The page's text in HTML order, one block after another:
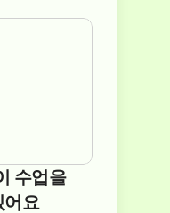
수업을
어요